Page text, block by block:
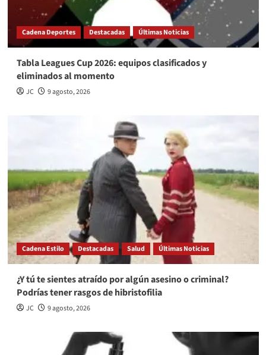
Cadena Deportes Destacadas Últimas Noticias
Tabla Leagues Cup 2026: equipos clasificados y
eliminados al momento
JC 9 agosto, 2026
Cadena Estilo Destacadas Salud Últimas Noticias
¿Y tú te sientes atraído por algún asesino o criminal?
Podrías tener rasgos de hibristofilia
JC 9 agosto, 2026